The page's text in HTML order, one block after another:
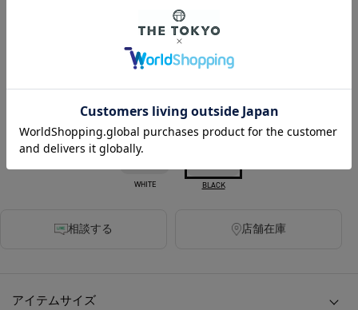
【アンダーカバー】UC2E4814-1 L/S CS
￥35,200税込
320ポイント付与
WHITE BLACK
相談する 店舗在庫
アイテムサイズ